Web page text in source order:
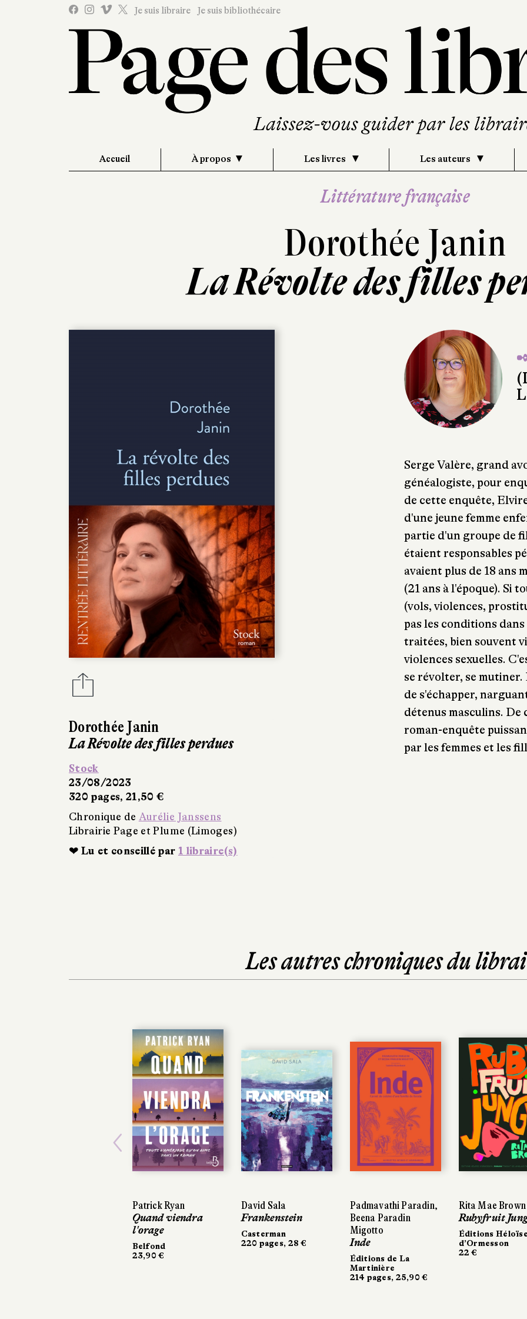
Je suis libraire Je suis bibliothécaire
Accueil À propos Les livres Les auteurs
Littérature française
Dorothée Janin
La Révolte des filles
Dorothée Janin
La Révolte des filles perdues
Stock
23/08/2023
320 pages, 21,50 €
Chronique de Aurélie Janssens
Librairie Page et Plume (Limoges)
❤ Lu et conseillé par 1 libraire(s)
Serge Valère, grand
généalogiste, pour
de cette enquête,
d'une jeune femme
partie d'un groupe de
étaient responsables
avaient plus de 18 ans
(21 ans à l'époque). Si
(vols, violences,
pas les conditions
traitées, bien souvent
violences sexuelles.
se révolter, se
de s'échapper,
détenus masculins.
roman-enquête
par les femmes et les
Les autres chroniques du
Patrick Ryan
Quand viendra
l'orage
Belfond
23,90 €
David Sala
Frankenstein
Casterman
220 pages, 28 €
Padmavathi Paradin,
Beena Paradin
Migotto
Inde
Éditions de La
Martinière
214 pages, 25,90 €
Rita Mae Brown
Rubyfruit
Éditions Héloïse
d’Ormesson
22 €
David Sala
Frankenstein
Casterman
220 pages, 28 €
Padmavathi Paradin,
Beena Paradin
Migotto
Inde
Éditions de La
Martinière
214 pages, 25,90 €
Rita Mae Brown
Rubyfruit
Éditions Héloïse
d’Ormesson
22 €
Previous